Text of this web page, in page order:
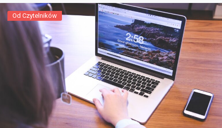
Od Czytelników